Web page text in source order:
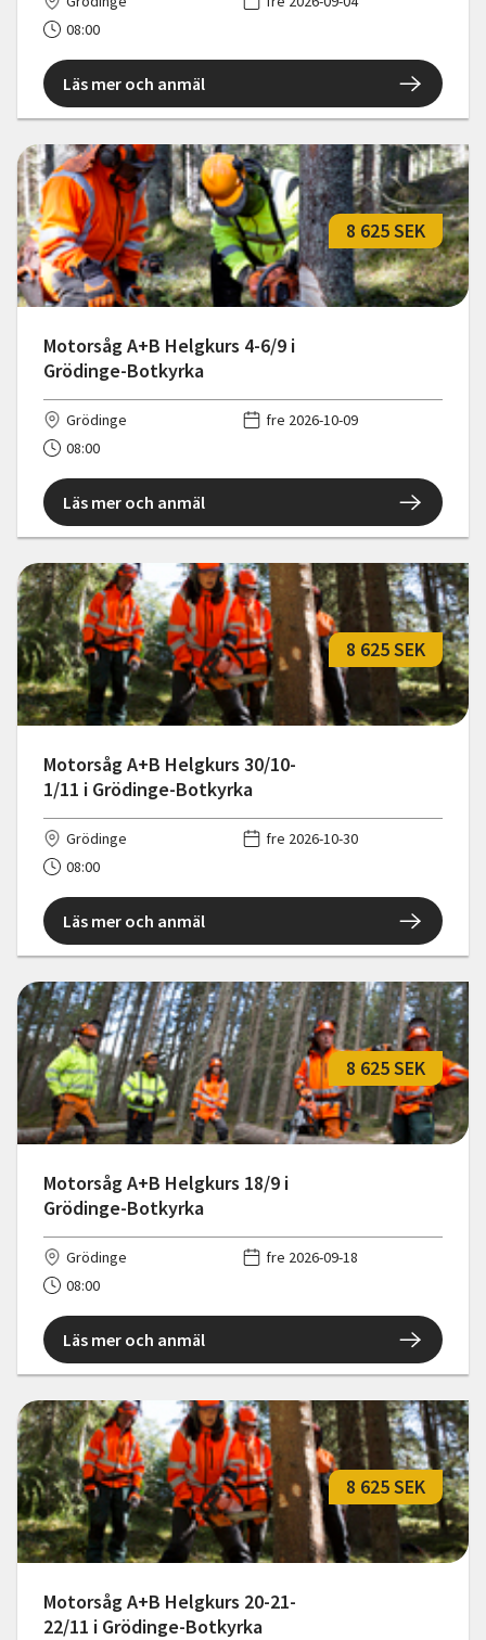
08:00
Läs mer och anmäl
Motorsåg A+B Helgkurs 4-6/9 i
Grödinge-Botkyrka
8 625 SEK
Grödinge
fre 2026-10-09
08:00
Läs mer och anmäl
Motorsåg A+B Helgkurs 30/10-
1/11 i Grödinge-Botkyrka
8 625 SEK
Grödinge
fre 2026-10-30
08:00
Läs mer och anmäl
Motorsåg A+B Helgkurs 18/9 i
Grödinge-Botkyrka
8 625 SEK
Grödinge
fre 2026-09-18
08:00
Läs mer och anmäl
Motorsåg A+B Helgkurs 20-21-
22/11 i Grödinge-Botkyrka
8 625 SEK